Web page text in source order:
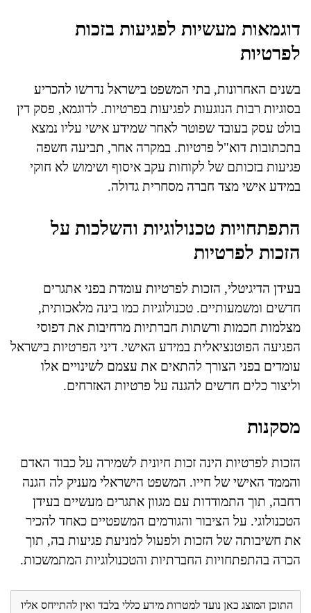
דוגמאות מעשיות לפגיעות בזכות
לפרטיות
בשנים האחרונות, בתי המשפט בישראל נדרשו להכריע
בסוגיות רבות הנוגעות לפגיעות בפרטיות. לדוגמא, פסק דין
בולט עסק בעובד שפוטר לאחר שמידע אישי עליו נמצא
בתכתובות דוא"ל פרטיות. במקרה אחר, תביעה חשפה
פגיעות בזכותם של לקוחות עקב איסוף ושימוש לא חוקי
במידע אישי מצד חברה מסחרית גדולה.
התפתחויות טכנולוגיות והשלכות על
הזכות לפרטיות
בעידן הדיגיטלי, הזכות לפרטיות עומדת בפני אתגרים
חדשים ומשמעותיים. טכנולוגיות כמו בינה מלאכותית,
מצלמות חכמות ורשתות חברתיות מרחיבות את דפוסי
הפגיעה הפוטנציאלית במידע האישי. דיני הפרטיות בישראל
עומדים בפני הצורך להתאים את עצמם לשינויים אלו
וליצור כלים חדשים להגנה על פרטיות האזרחים.
מסקנות
הזכות לפרטיות הינה זכות חיונית לשמירה על כבוד האדם
והממד האישי של חייו. המשפט הישראלי מעניק לה הגנה
רחבה, תוך התמודדות עם מגוון אתגרים מעשיים בעידן
הטכנולוגי. על הציבור והגורמים המשפטיים כאחד להכיר
את חשיבותה של הזכות ולפעול למניעת פגיעות בה, תוך
הכרה בהתפתחויות החברתיות והטכנולוגיות המתמשכות.
התוכן המוצג כאן נועד למטרות מידע כללי בלבד ואין להתייחס אליו